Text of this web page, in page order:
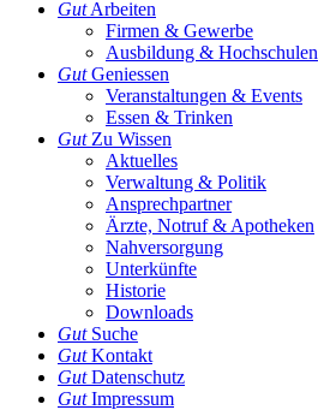
GutArbeiten
Firmen & Gewerbe
Ausbildung & Hochschulen
GutGeniessen
Veranstaltungen & Events
Essen & Trinken
GutZu Wissen
Aktuelles
Verwaltung & Politik
Ansprechpartner
Ärzte, Notruf & Apotheken
Nahversorgung
Unterkünfte
Historie
Downloads
GutSuche
GutKontakt
GutDatenschutz
GutImpressum